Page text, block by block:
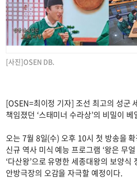
[사진]OSEN DB.
[OSEN=최이정 기자] 조선 최고의 성군
책임졌던 ‘스태미너 수라상’의 비밀이 베
오는 7월 8일(수) 오후 10시 첫 방송을
신규 역사 미식 예능 프로그램 ‘왕은 무
‘다산왕’으로 유명한 세종대왕의 보양식
안방극장의 오감을 자극할 예정이다.